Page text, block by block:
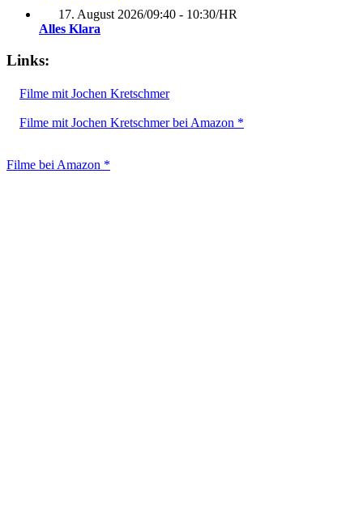
17. August 2026/09:40 - 10:30/HR
Alles Klara
Links:
Filme mit Jochen Kretschmer
Filme mit Jochen Kretschmer bei Amazon *
Filme bei Amazon *